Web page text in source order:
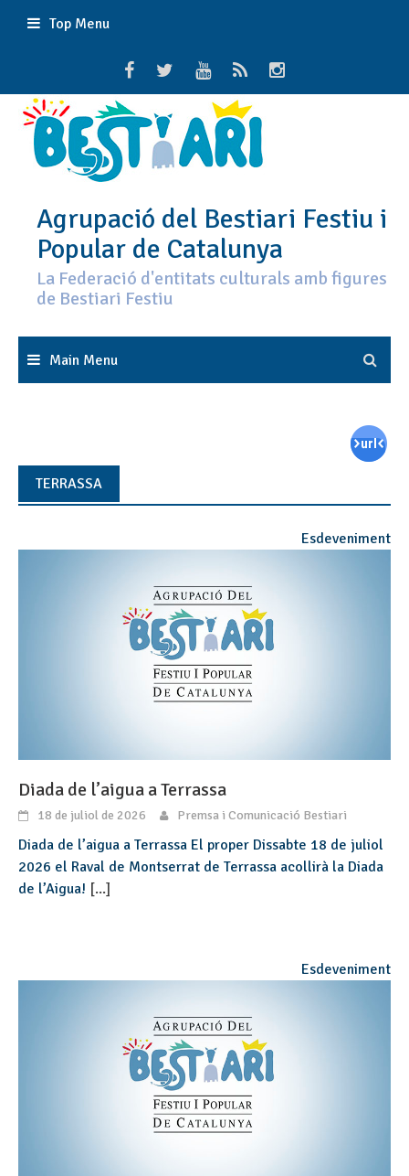
Top Menu
Agrupació del Bestiari Festiu i
Popular de Catalunya
La Federació d'entitats culturals amb figures
de Bestiari Festiu
Main Menu
TERRASSA
Esdeveniment
Diada de l’aigua a Terrassa
18 de juliol de 2026 Premsa i Comunicació Bestiari
Diada de l’aigua a Terrassa El proper Dissabte 18 de juliol
2026 el Raval de Montserrat de Terrassa acollirà la Diada
de l’Aigua! [...]
Esdeveniment